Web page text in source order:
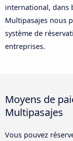
international, dans
Multipasajes nous
système de
entreprises.
Moyens de
Multipasajes
Vous pouvez